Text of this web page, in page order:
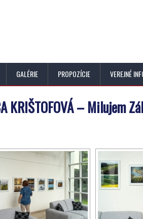
GALÉRIE PROPOZÍCIE VEREJNÉ
KRIŠTOFOVÁ – Milujem